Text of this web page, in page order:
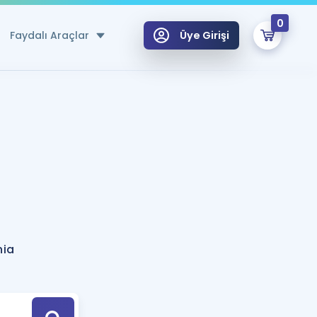
Faydalı Araçlar
Hesaplama Aracı
için Öneriler
Tek Takvimde
Üye Girişi
0